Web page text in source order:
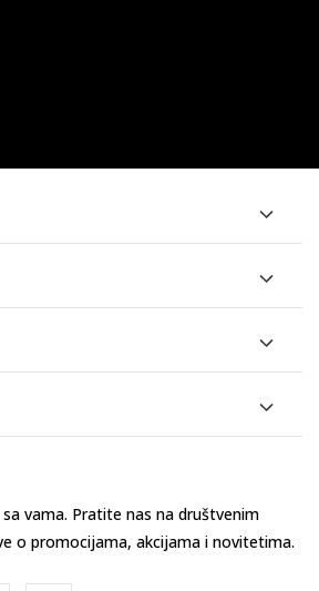
vama. Pratite nas na društvenim
o promocijama, akcijama i novitetima.